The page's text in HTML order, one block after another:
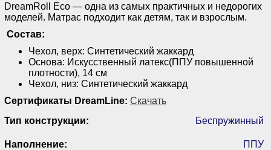
DreamRoll Eco — одна из самых практичных и недорогих
моделей. Матрас подходит как детям, так и взрослым.
Состав:
Чехол, верх: Синтетический жаккард
Основа: Искусственный латекс(ППУ повышенной
плотности), 14 см
Чехол, низ: Синтетический жаккард
Сертификаты DreamLine: Скачать
Тип конструкции:
Беспружинный
Наполнение: ППУ